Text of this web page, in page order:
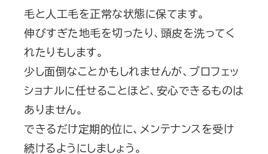
毛と人工毛を正常な状態に保てます。
伸びすぎた地毛を切ったり、頭皮を洗ってく
れたりもします。
少し面倒なことかもしれませんが、プロフェッ
ショナルに任せることほど、安心できるものは
ありません。
できるだけ定期的位に、メンテナンスを受け
続けるようにしましょう。